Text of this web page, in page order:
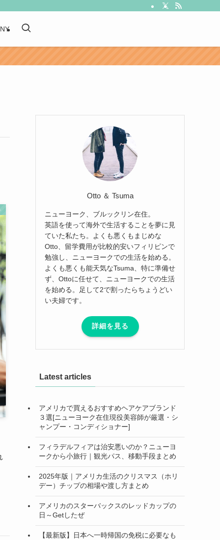
Otto ＆ Tsuma
ニューヨーク、ブルックリン在住。
英語を使って海外で生活することを夢に見
ていた私たち。よくも悪くもまじめな
Otto、留学費用が比較的安いフィリピンで
勉強し、ニューヨークでの生活を始める。
よくも悪くも能天気なTsuma、特に準備せ
ず、Ottoに任せて、ニューヨークでの生活
を始める。足して2で割ったらちょうどい
い夫婦です。
詳細を見る
Latest articles
アメリカで買えるおすすめヘアケアブランド
３選[ニューヨーク在住現役美容師が厳選・シ
ャンプー・コンディショナー]
フィラデルフィアは治安悪いのか？ニューヨ
ークから小旅行｜観光パス、移動手段まとめ
2025年版｜アメリカ生活のクリスマス（ホリ
デー）チップの相場や渡し方まとめ
アメリカのスターバックスのレッドカップの
日～Getしたぜ
【最新版】日本へ一時帰国の免税に必要なも